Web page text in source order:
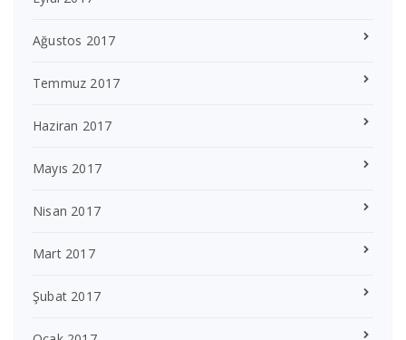
Ağustos 2017
Temmuz 2017
Haziran 2017
Mayıs 2017
Nisan 2017
Mart 2017
Şubat 2017